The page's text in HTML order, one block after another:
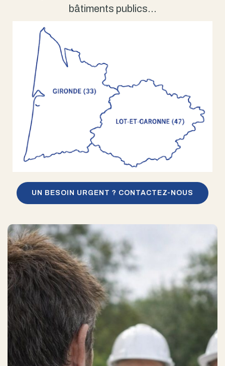
bâtiments publics…
UN BESOIN URGENT ? CONTACTEZ-NOUS